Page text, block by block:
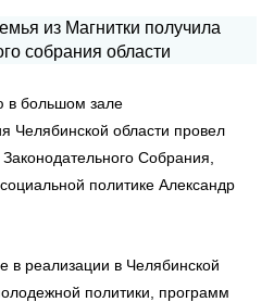
в большом зале
Челябинской области провел
Собрания,
политике Александр
в реализации в Челябинской
политики, программ